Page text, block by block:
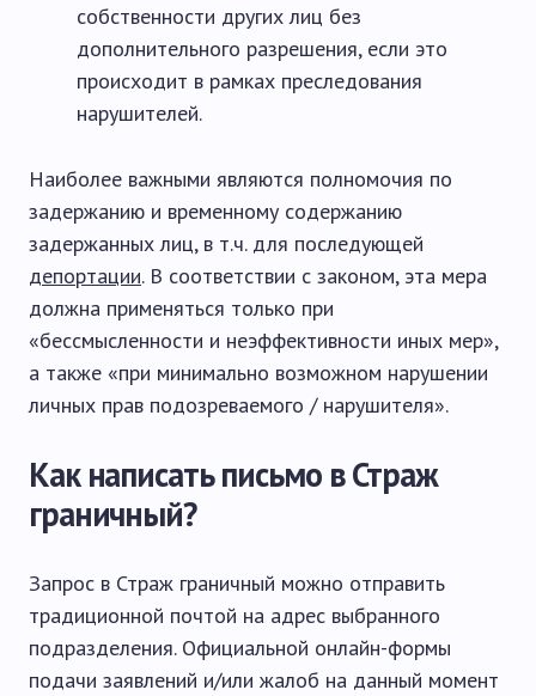
собственности других лиц без
дополнительного разрешения, если это
происходит в рамках преследования
нарушителей.
Наиболее важными являются полномочия по
задержанию и временному содержанию
задержанных лиц, в т.ч. для последующей
депортации. В соответствии с законом, эта мера
должна применяться только при
«бессмысленности и неэффективности иных мер»,
а также «при минимально возможном нарушении
личных прав подозреваемого / нарушителя».
Как написать письмо в Страж
граничный?
Запрос в Страж граничный можно отправить
традиционной почтой на адрес выбранного
подразделения. Официальной онлайн-формы
подачи заявлений и/или жалоб на данный момент